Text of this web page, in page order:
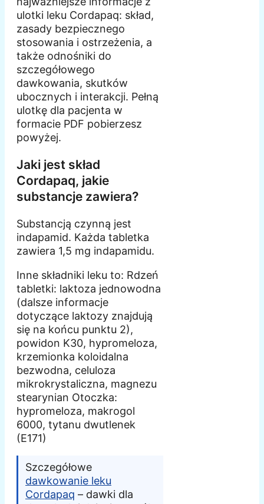
ulotki leku Cordapaq: skład,
zasady bezpiecznego
stosowania i ostrzeżenia, a
także odnośniki do
szczegółowego
dawkowania, skutków
ubocznych i interakcji. Pełną
ulotkę dla pacjenta w
formacie PDF pobierzesz
powyżej.
Jaki jest skład
Cordapaq, jakie
substancje zawiera?
Substancją czynną jest
indapamid. Każda tabletka
zawiera 1,5 mg indapamidu.
Inne składniki leku to: Rdzeń
tabletki: laktoza jednowodna
(dalsze informacje
dotyczące laktozy znajdują
się na końcu punktu 2),
powidon K30, hypromeloza,
krzemionka koloidalna
bezwodna, celuloza
mikrokrystaliczna, magnezu
stearynian Otoczka:
hypromeloza, makrogol
6000, tytanu dwutlenek
(E171)
Szczegółowe
dawkowanie leku
Cordapaq – dawki dla